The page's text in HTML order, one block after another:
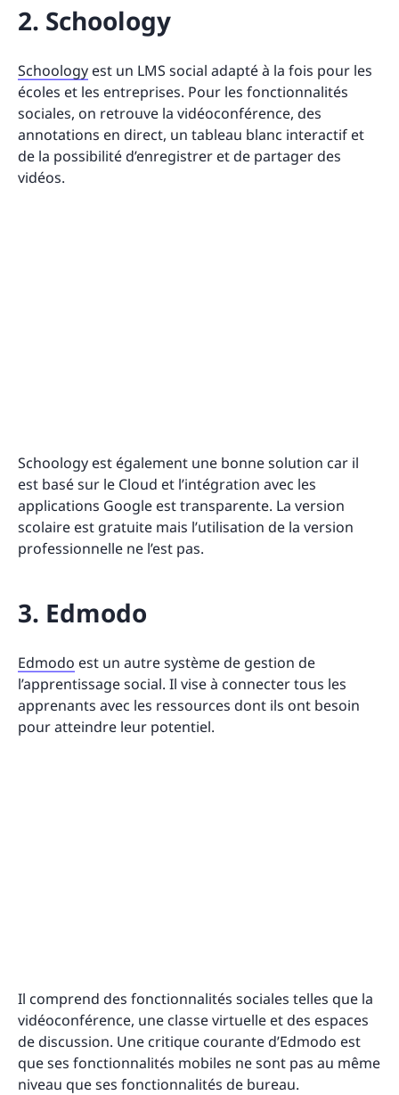
2. Schoology
Schoology est un LMS social adapté à la fois pour les
écoles et les entreprises. Pour les fonctionnalités
sociales, on retrouve la vidéoconférence, des
annotations en direct, un tableau blanc interactif et
de la possibilité d’enregistrer et de partager des
vidéos.
Schoology est également une bonne solution car il
est basé sur le Cloud et l’intégration avec les
applications Google est transparente. La version
scolaire est gratuite mais l’utilisation de la version
professionnelle ne l’est pas.
3. Edmodo
Edmodo est un autre système de gestion de
l’apprentissage social. Il vise à connecter tous les
apprenants avec les ressources dont ils ont besoin
pour atteindre leur potentiel.
Il comprend des fonctionnalités sociales telles que la
vidéoconférence, une classe virtuelle et des espaces
de discussion. Une critique courante d’Edmodo est
que ses fonctionnalités mobiles ne sont pas au même
niveau que ses fonctionnalités de bureau.